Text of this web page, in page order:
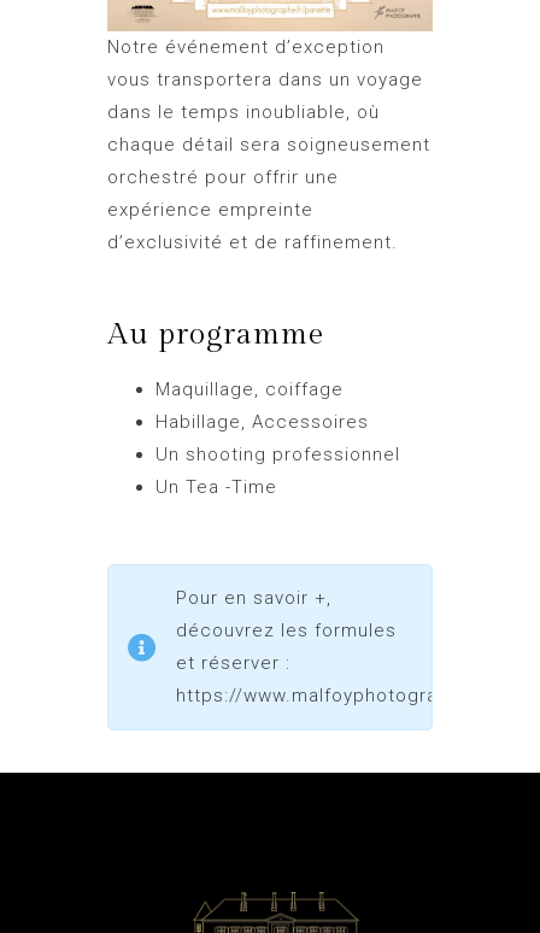
Notre événement d’exception
vous transportera dans un voyage
dans le temps inoubliable, où
chaque détail sera soigneusement
orchestré pour offrir une
expérience empreinte
d’exclusivité et de raffinement.
Au programme
Maquillage, coiffage
Habillage, Accessoires
Un shooting professionnel
Un Tea -Time
Pour en savoir +,
découvrez les formules
et réserver :
https://www.malfoyphotographe.fr/